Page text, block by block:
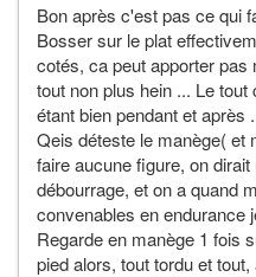
Bon après c'est pas ce qui
Bosser sur le plat
cotés, ca peut apporter
tout non plus hein ... Le
étant bien pendant et après
Qeis déteste le manège( et
faire aucune figure, on
débourrage, et on a quand
convenables en endurance
Regarde en manège 1 fois
pied alors, tout tordu et